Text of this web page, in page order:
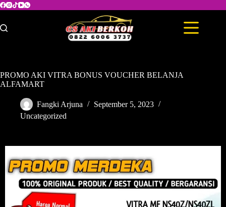
PROMO AKI VITRA BONUS VOUCHER BELANJA
ALFAMART
Fangki Arjuna
September 5, 2023
Uncategorized